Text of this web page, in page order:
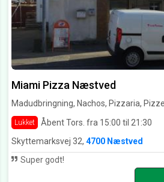
Miami Pizza Næstved
Madudbringning, Nachos, Pizzaria,
Lukket Åbent Tors. fra 15:00 til 21:30
Skyttemarksvej 32, 4700 Næstved
Super godt!